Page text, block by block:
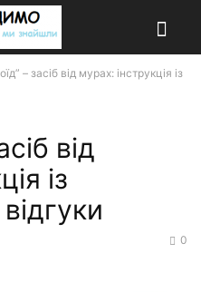
– засіб від мурах: інструкція із
від
із
0